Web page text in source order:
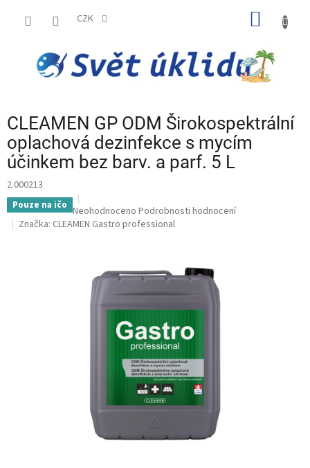
CZK
CLEAMEN GP ODM Širokospektrální
oplachová dezinfekce s mycím
účinkem bez barv. a parf. 5 L
2.000213
Pouze na ičo Průměrné
hodnocení
hvězdiček.
Neohodnoceno Podrobnosti hodnocení
Značka: CLEAMEN Gastro professional